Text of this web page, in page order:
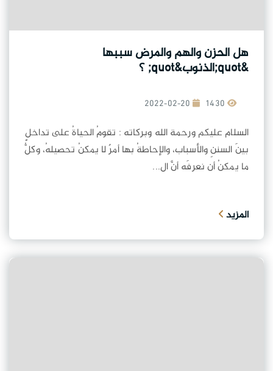
هل الحزن والهم والمرض سببها
&quot;الذنوب&quot; ؟
2022-02-20
السلام عليكم ورحمة الله وبركاته : تقومُ الحياةُ على تداخلٍ
بينَ السننِ والأسباب، والإحاطةُ بها أمرٌ لا يمكنُ تحصيلهُ، وكلُّ
ما يمكنُ أن نعرفَه أنَّ ال...
المزيد